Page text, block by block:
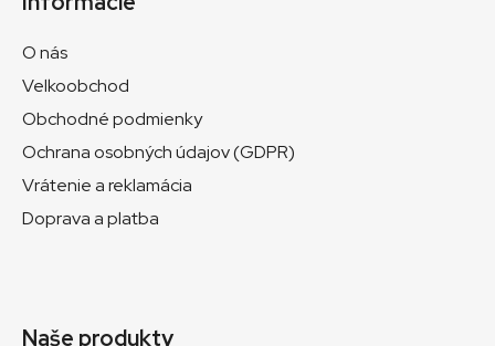
O nás
Velkoobchod
Obchodné podmienky
Ochrana osobných údajov (GDPR)
Vrátenie a reklamácia
Doprava a platba
Naše produkty